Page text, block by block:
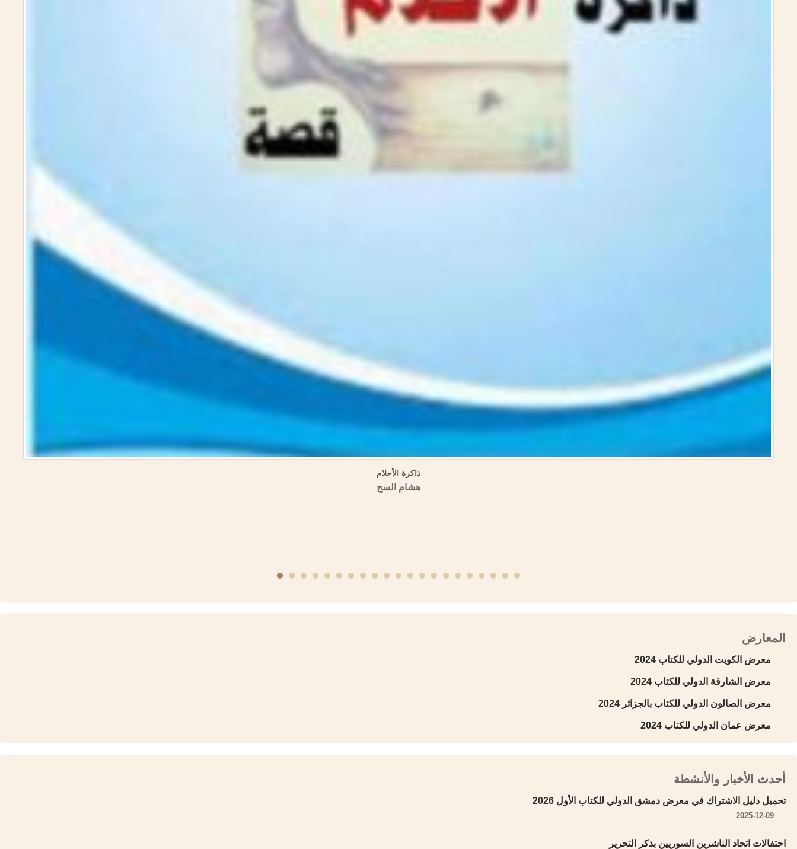
الدولة الأموية في المشرق والأندلس في الموسوعة العمرية (مسالك الأبصار في ممالك الأمصار)
منشورات الجمعية التاريخية السورية
المعارض
معرض الكويت الدولي للكتاب 2024
معرض الشارقة الدولي للكتاب 2024
معرض الصالون الدولي للكتاب بالجزائر 2024
معرض عمان الدولي للكتاب 2024
أحدث الأخبار والأنشطة
تحميل دليل الاشتراك في معرض دمشق الدولي للكتاب الأول 2026
2025-12-09
احتفالات اتحاد الناشرين السوريين بذكر التحرير